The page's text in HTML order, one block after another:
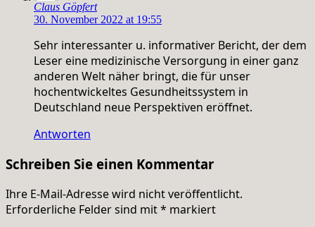
Claus Göpfert
30. November 2022 at 19:55
Sehr interessanter u. informativer Bericht, der dem
Leser eine medizinische Versorgung in einer ganz
anderen Welt näher bringt, die für unser
hochentwickeltes Gesundheitssystem in
Deutschland neue Perspektiven eröffnet.
Antworten
Schreiben Sie einen Kommentar
Ihre E-Mail-Adresse wird nicht veröffentlicht.
Erforderliche Felder sind mit* markiert